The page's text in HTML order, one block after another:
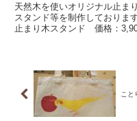
天然木を使いオリジナル止ま
スタンド等を制作しております
止まり木スタンド 価格：
格：2,000円(税込)オキナインコ
止まり木ス...
こと